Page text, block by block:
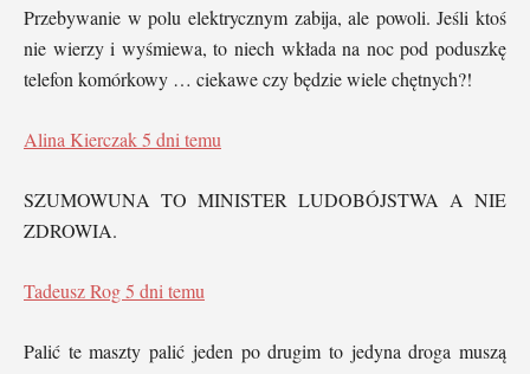
Przebywanie w polu elektrycznym zabija, ale powoli. Jeśli ktoś
nie wierzy i wyśmiewa, to niech wkłada na noc pod poduszkę
telefon komórkowy … ciekawe czy będzie wiele chętnych?!
Alina Kierczak5 dni temu
SZUMOWUNA TO MINISTER LUDOBÓJSTWA A NIE
ZDROWIA.
Tadeusz Rog5 dni temu
Palić te maszty palić jeden po drugim to jedyna droga muszą